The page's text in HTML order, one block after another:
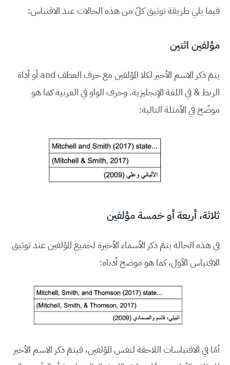
فيما يلي طريقة توثيق كلّ من هذه الحالات عند الاقتباس:
مؤلفين اثنين
يتمّ ذكر الاسم الأخير لكلا المؤلفين مع حرف العطف and أو أداة
الربط & في اللغة الإنجليزية. وحرف الواو في العربية كما هو
موضّح في الأمثلة التالية:
ثلاثة، أربعة أو خمسة مؤلفين
في هذه الحالة يتمّ ذكر الأسماء الأخيرة لجميع المؤلفين عند توثيق
الاقتباس الأول، كما هو موضح أدناه:
أمّا في الاقتباسات اللاحقة لنفس المؤلفين، فيتمّ ذكر الاسم الأخير